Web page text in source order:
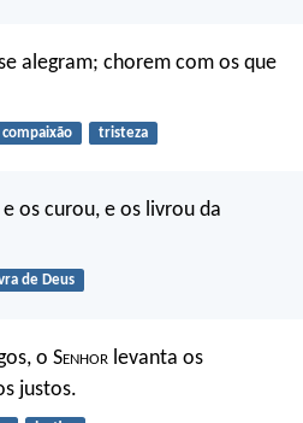
alegram; chorem com os que
compaixão tristeza
os curou, e os livrou da
de Deus
o Senhor levanta os
justos.